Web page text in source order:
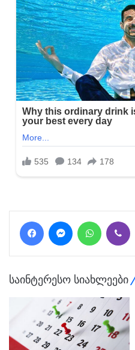
FacebookMessengerWhatsApp
საინტერესო სიახლეები